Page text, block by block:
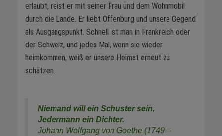
erlaubt, reist er mit seiner Frau und dem Wohnmobil
durch die Lande. Er liebt Offenburg und unsere Gegend
als Ausgangspunkt. Schnell ist man in Frankreich oder
der Schweiz, und jedes Mal, wenn sie wieder
heimkommen, weiß er unsere Heimat erneut zu
schätzen.
Niemand will ein Schuster sein,
Jedermann ein Dichter.
Johann Wolfgang von Goethe (1749 –